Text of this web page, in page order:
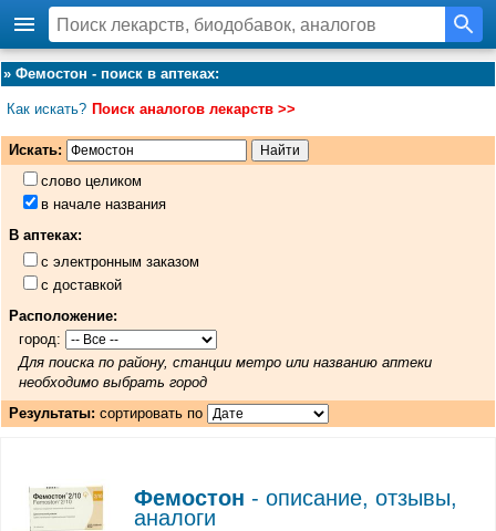
» Фемостон - поиск в аптеках:
Как искать? Поиск аналогов лекарств >>
Искать:
слово целиком
в начале названия
В аптеках:
с электронным заказом
с доставкой
Расположение:
город:
Для поиска по району, станции метро или названию аптеки
необходимо выбрать город
Результаты: сортировать по
Фемостон - описание, отзывы,
аналоги